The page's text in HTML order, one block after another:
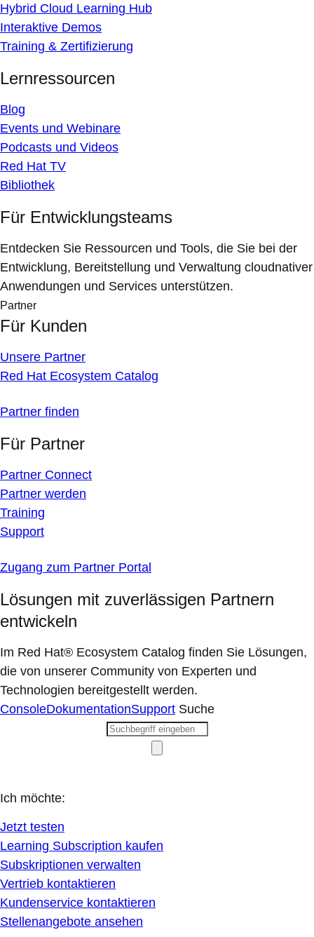
Hybrid Cloud Learning Hub
Interaktive Demos
Training & Zertifizierung
Lernressourcen
Blog
Events und Webinare
Podcasts und Videos
Red Hat TV
Bibliothek
Für Entwicklungsteams
Entdecken Sie Ressourcen und Tools, die Sie bei der
Entwicklung, Bereitstellung und Verwaltung cloudnativer
Anwendungen und Services unterstützen.
Partner
Für Kunden
Unsere Partner
Red Hat Ecosystem Catalog
Partner finden
Für Partner
Partner Connect
Partner werden
Training
Support
Zugang zum Partner Portal
Lösungen mit zuverlässigen Partnern
entwickeln
Im Red Hat® Ecosystem Catalog finden Sie Lösungen,
die von unserer Community von Experten und
Technologien bereitgestellt werden.
ConsoleDokumentationSupport Suche
Ich möchte:
Jetzt testen
Learning Subscription kaufen
Subskriptionen verwalten
Vertrieb kontaktieren
Kundenservice kontaktieren
Stellenangebote ansehen